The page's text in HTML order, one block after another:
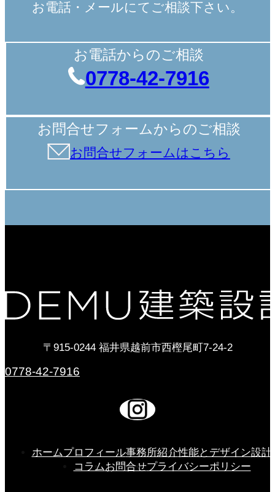
お電話・メールにてご相談下さい。
お電話からのご相談
0778-42-7916
お問合せフォームからのご相談
お問合せフォームはこちら
〒915-0244 福井県越前市西樫尾町7-24-2
0778-42-7916
ホームプロフィール事務所紹介性能とデザイン設計
コラムお問合せプライバシーポリシー